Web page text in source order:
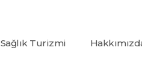
Sağlık Turizmi